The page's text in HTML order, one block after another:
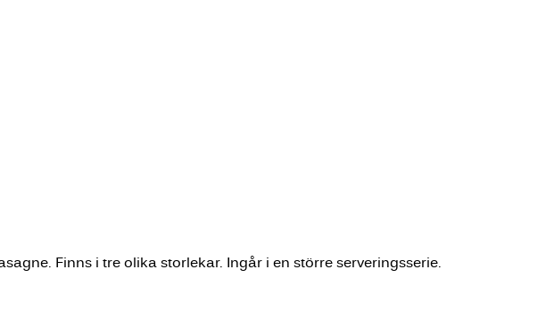
Finns i tre olika storlekar. Ingår i en större serveringsserie.